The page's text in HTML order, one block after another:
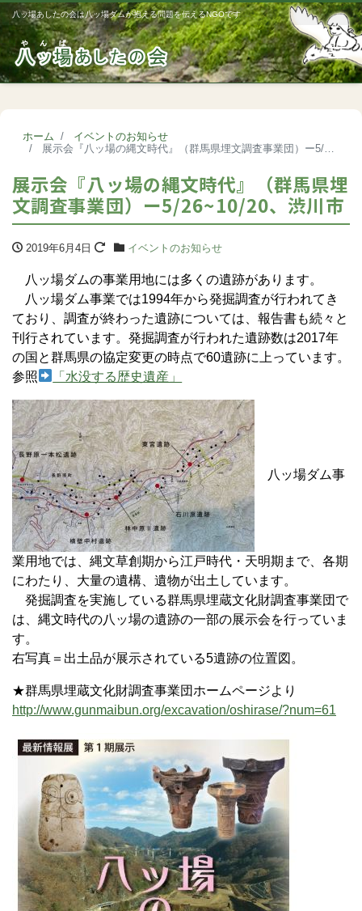
八ッ場あしたの会は八ッ場ダムが抱える問題を伝えるNGOです
ホーム
イベントのお知らせ
展示会『八ッ場の縄文時代』（群馬県埋文調査事業団）ー5/26~10/20、渋川市
展示会『八ッ場の縄文時代』（群馬県埋
文調査事業団）ー5/26~10/20、渋川市
2019年6月4日 イベントのお知らせ
八ッ場ダムの事業用地には多くの遺跡があります。
八ッ場ダム事業では1994年から発掘調査が行われてき
ており、調査が終わった遺跡については、報告書も続々と
刊行されています。発掘調査が行われた遺跡数は2017年
の国と群馬県の協定変更の時点で60遺跡に上っています。
参照
「水没する歴史遺産」
八ッ場ダム事
業用地では、縄文草創期から江戸時代・天明期まで、各期
にわたり、大量の遺構、遺物が出土しています。
発掘調査を実施している群馬県埋蔵文化財調査事業団で
は、縄文時代の八ッ場の遺跡の一部の展示会を行っていま
す。
右写真＝出土品が展示されている5遺跡の位置図。
★群馬県埋蔵文化財調査事業団ホームページより
http://www.gunmaibun.org/excavation/oshirase/?num=61